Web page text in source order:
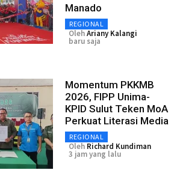
Manado
REGIONAL
OlehAriany Kalangi
baru saja
Momentum PKKMB
2026, FIPP Unima-
KPID Sulut Teken MoA
Perkuat Literasi Media
REGIONAL
Oleh Richard Kundiman
3 jam yang lalu